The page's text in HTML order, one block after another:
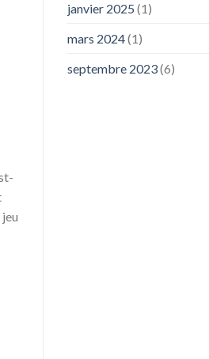
janvier 2025 (1)
mars 2024(1)
septembre 2023(6)